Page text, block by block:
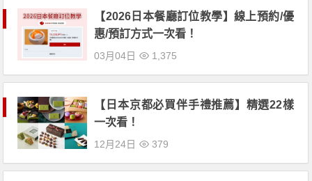
【2026日本餐廳訂位教學】線上預約/優
惠/預訂方式一次看！
03月04日 1,375
【日本京都必買伴手禮推薦】精選22樣
一次看！
12月24日 379